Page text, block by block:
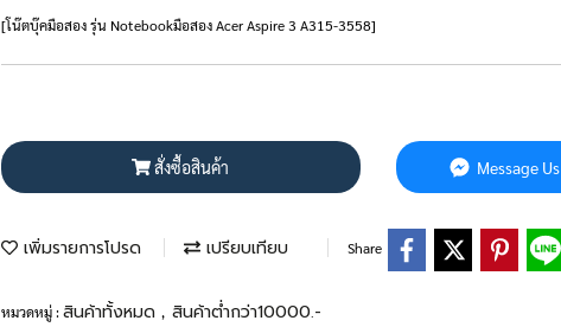
[โน๊ตบุ๊คมือสอง รุ่น Notebookมือสอง Acer Aspire 3 A315-3558]
สั่งซื้อสินค้า Message Us
เพิ่มรายการโปรด เปรียบเทียบ Share
หมวดหมู่ :สินค้าทั้งหมด , สินค้าต่ำกว่า10000.-